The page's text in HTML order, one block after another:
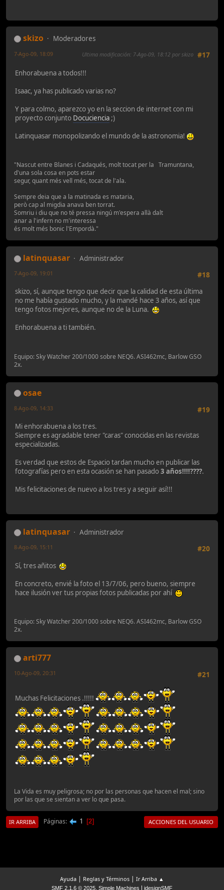
skizo
Moderadores
#17
7-Ago-09, 18:09 Ultima modificación: 7-Ago-09, 18:12 por skizo
Enhorabuena a todos!!!
Isaac, ya has publicado varias no?
Y para colmo, aparezco yo en la seccion de internet con mi
proyecto conjunto Docuciencia ;)
Latinquasar monopolizando el mundo de la astronomia!
"Nascut entre Blanes i Cadaqués, molt tocat per la Tramuntana,
d'una sola cosa en pots estar
segur, quant més vell més, tocat de l'ala.
Sempre deia que a la matinada es mataria,
però cap al migdia anava ben torrat.
Somriu i diu que no té pressa ningú m'espera allà dalt
anar a l'infern no m'interessa
és molt més bonic l'Empordà."
latinquasar
Administrador
#18
7-Ago-09, 19:01
skizo, sí, aunque tengo que decir que la calidad de esta última
no me había gustado mucho, y la mandé hace 3 años, así que
tengo fotos mejores, aunque no de la Luna.
Enhorabuena a ti también.
Equipo: Sky Watcher 200/1000 sobre NEQ6. ASI462mc, Barlow GSO
2x.
osae
#19
8-Ago-09, 14:33
Mi enhorabuena a los tres.
Siempre es agradable tener "caras" conocidas en las revistas
especializadas.
Es verdad que estos de Espacio tardan mucho en publicar las
fotografías pero en esta ocasión se han pasado3 años!!!!????.
Mis felicitaciones de nuevo a los tres y a seguir así!!!
latinquasar
Administrador
#20
8-Ago-09, 15:11
Sí, tres añitos
En concreto, envié la foto el 13/7/06, pero bueno, siempre
hace ilusión ver tus propias fotos publicadas por ahí
Equipo: Sky Watcher 200/1000 sobre NEQ6. ASI462mc, Barlow GSO
2x.
arti777
#21
10-Ago-09, 20:31
Muchas Felicitaciones .!!!!!
La Vida es muy peligrosa; no por las personas que hacen el mal; sino
por las que se sientan a ver lo que pasa.
IR ARRIBA Páginas 1 2 ACCIONES DEL USUARIO
Ayuda | Reglas y Términos | Ir Arriba ▲
SMF 2.1.6 © 2025, Simple Machines idesignSMF